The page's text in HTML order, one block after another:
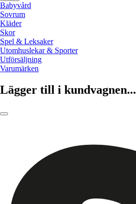
Babyvård
Sovrum
Kläder
Skor
Spel & Leksaker
Utomhuslekar & Sporter
Utförsäljning
Varumärken
Lägger till i kundvagnen...